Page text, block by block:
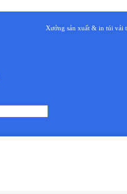
Xưởng sản xuất & in túi vải